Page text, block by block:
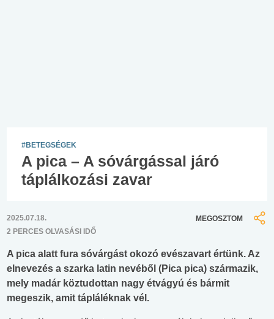
#BETEGSÉGEK
A pica – A sóvárgással járó
táplálkozási zavar
2025.07.18.
2 PERCES OLVASÁSI IDŐ
MEGOSZTOM
A pica alatt fura sóvárgást okozó evészavart értünk. Az
elnevezés a szarka latin nevéből (Pica pica) származik,
mely madár köztudottan nagy étvágyú és bármit
megeszik, amit tápláléknak vél.